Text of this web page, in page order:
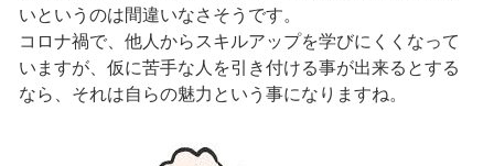
いというのは間違いなさそうです。
コロナ禍で、他人からスキルアップを学びにくくなって
いますが、仮に苦手な人を引き付ける事が出来るとする
なら、それは自らの魅力という事になりますね。